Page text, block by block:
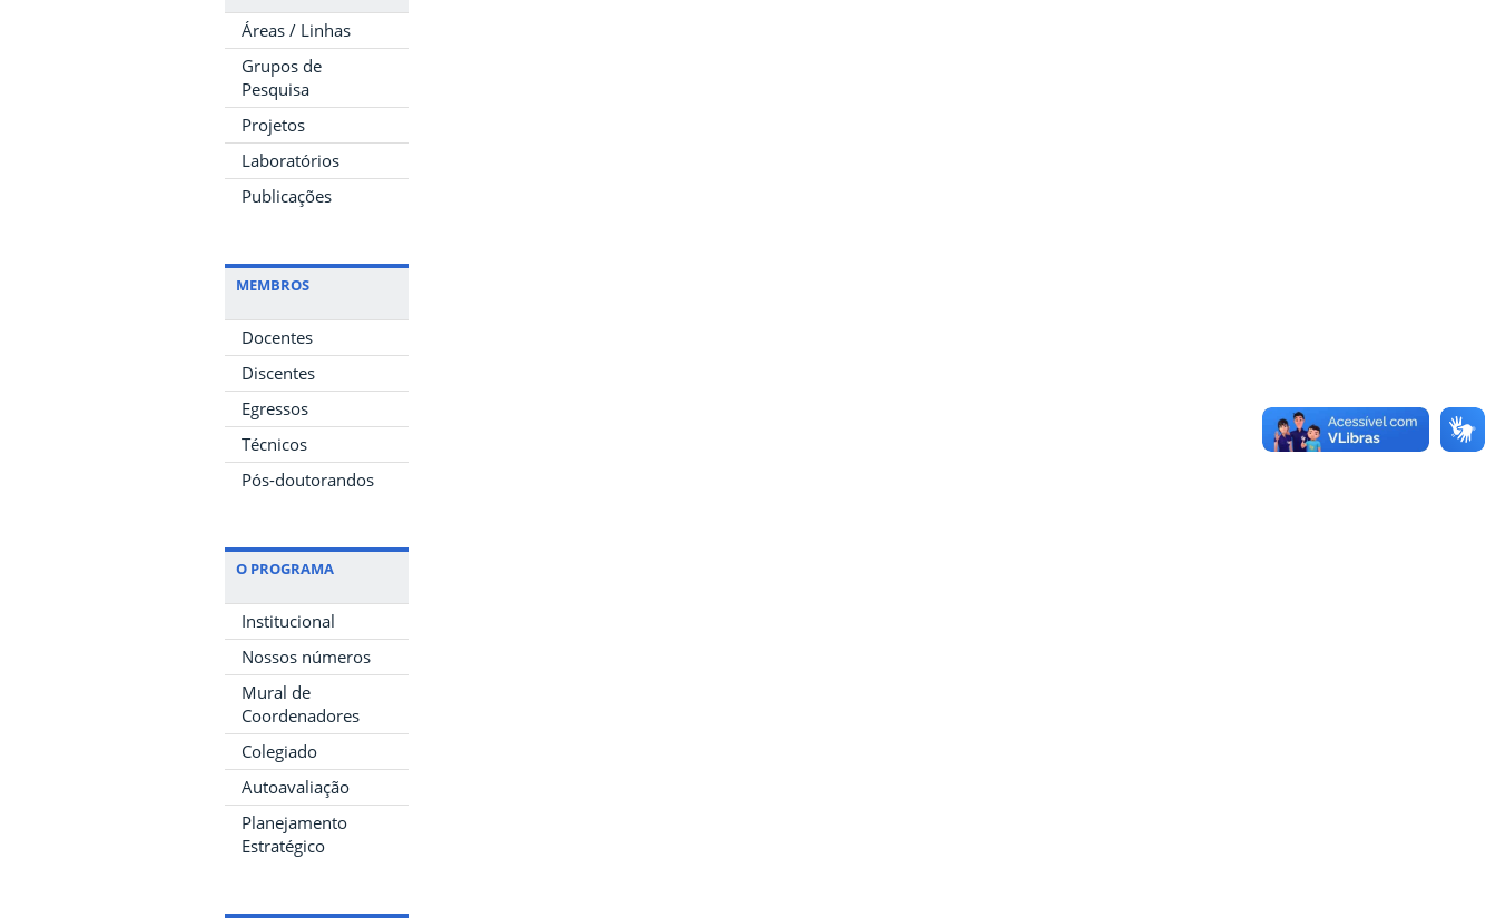
Áreas / Linhas
Grupos de
Pesquisa
Projetos
Laboratórios
Publicações
MEMBROS
Docentes
Discentes
Egressos
Técnicos
Pós-doutorandos
O PROGRAMA
Institucional
Nossos números
Mural de
Coordenadores
Colegiado
Autoavaliação
Planejamento
Estratégico